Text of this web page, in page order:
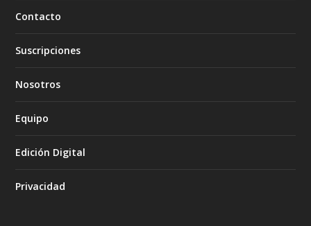
Contacto
Suscripciones
Nosotros
Equipo
Edición Digital
Privacidad